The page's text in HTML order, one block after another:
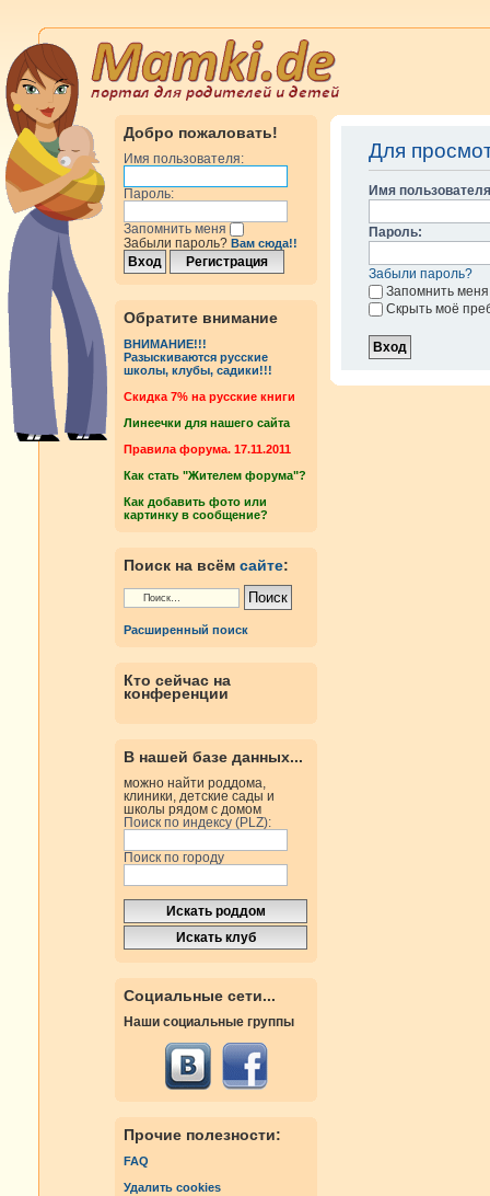
Добро пожаловать!
Имя пользователя:
Пароль:
Запомнить меня
Забыли пароль? Вам сюда!!
Обратите внимание
ВНИМАНИЕ!!!
Разыскиваются русские
школы, клубы, садики!!!
Cкидка 7% на русские книги
Линеечки для нашего сайта
Правила форума. 17.11.2011
Как стать "Жителем форума"?
Как добавить фото или
картинку в сообщение?
Поиск на всём сайте:
Расширенный поиск
Кто сейчас на
конференции
В нашей базе данных...
можно найти роддома,
клиники, детские сады и
школы рядом с домом
Поиск по индексу (PLZ):
Поиск по городу
Социальные сети...
Наши социальные группы
Прочие полезности:
FAQ
Удалить cookies
Для
Имя
Пароль:
Забыли пароль?
Запомнить меня
Скрыть моё